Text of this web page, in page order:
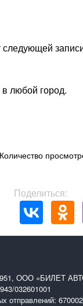
любой город.
Количество
Поделиться:
ООО «БИЛЕТ
032601001
отправлений: